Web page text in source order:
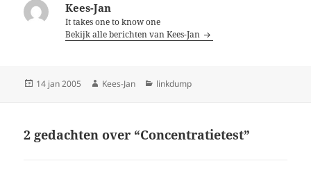
Kees-Jan
It takes one to know one
Bekijk alle berichten van Kees-Jan
Geplaatst
14 jan 2005 Auteur
Kees-Jan Categorieën
linkdump
2 gedachten over “Concentratietest”